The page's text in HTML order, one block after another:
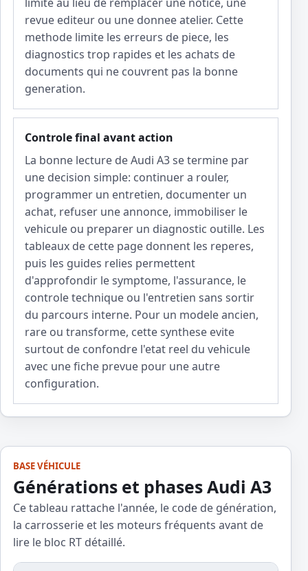
revue editeur ou une donnee atelier. Cette
methode limite les erreurs de piece, les
diagnostics trop rapides et les achats de
documents qui ne couvrent pas la bonne
generation.
Controle final avant action
La bonne lecture de Audi A3 se termine par
une decision simple: continuer a rouler,
programmer un entretien, documenter un
achat, refuser une annonce, immobiliser le
vehicule ou preparer un diagnostic outille. Les
tableaux de cette page donnent les reperes,
puis les guides relies permettent
d'approfondir le symptome, l'assurance, le
controle technique ou l'entretien sans sortir
du parcours interne. Pour un modele ancien,
rare ou transforme, cette synthese evite
surtout de confondre l'etat reel du vehicule
avec une fiche prevue pour une autre
configuration.
BASE VÉHICULE
Générations et phases Audi A3
Ce tableau rattache l'année, le code de génération,
la carrosserie et les moteurs fréquents avant de
lire le bloc RT détaillé.